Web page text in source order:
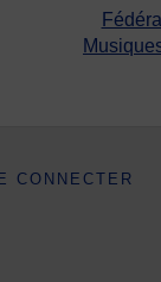
CONNECTER